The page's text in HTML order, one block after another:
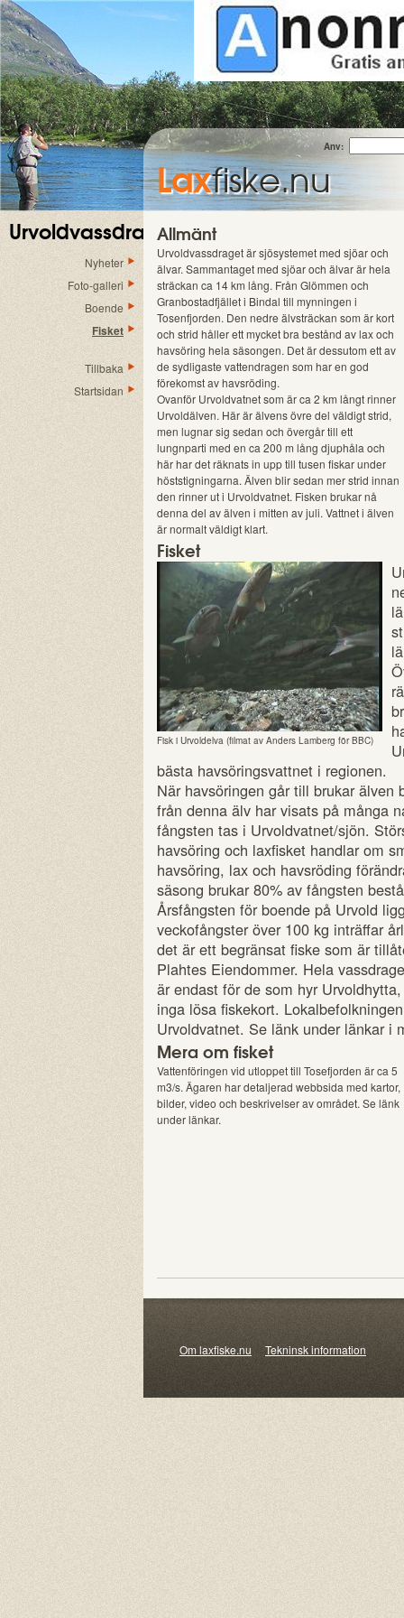
Urvoldvassdraget
Nyheter
Foto-galleri
Boende
Fisket
Tillbaka
Startsidan
Anv:
Laxfiske.nu
Allmänt
Urvoldvassdraget är sjösystemet med sjöar och
älvar. Sammantaget med sjöar och älvar är hela
sträckan ca 14 km lång. Från Glömmen och
Granbostadfjället i Bindal till mynningen i
Tosenfjorden. Den nedre älvsträckan som är kort
och strid håller ett mycket bra bestånd av lax och
havsöring hela säsongen. Det är dessutom ett av
de sydligaste vattendragen som har en god
förekomst av havsröding.
Ovanför Urvoldvatnet som är ca 2 km långt rinner
Urvoldälven. Här är älvens övre del väldigt strid,
men lugnar sig sedan och övergår till ett
lungnparti med en ca 200 m lång djuphåla och
här har det räknats in upp till tusen fiskar under
höststigningarna. Älven blir sedan mer strid innan
den rinner ut i Urvoldvatnet. Fisken brukar nå
denna del av älven i mitten av juli. Vattnet i älven
är normalt väldigt klart.
Fisket
Fisk i Urvoldelva (filmat av Anders Lamberg för BBC)
bästa havsöringsvattnet i regionen.
När havsöringen går till brukar
från denna älv har visats på många
fångsten tas i Urvoldvatnet/sjön.
havsöring och laxfisket handlar om
havsöring, lax och havsröding
säsong brukar 80% av fångsten
Årsfångsten för boende på Urvold
veckofångster över 100 kg inträffar
det är ett begränsat fiske som är
Plahtes Eiendommer. Hela
är endast för de som hyr
inga lösa fiskekort.
Urvoldvatnet. Se länk under länkar i
Mera om fisket
Vattenföringen vid utloppet till Tosefjorden är ca 5
m3/s. Ägaren har detaljerad webbsida med kartor,
bilder, video och beskrivelser av området. Se länk
under länkar.
Om laxfiske.nu Tekninsk information